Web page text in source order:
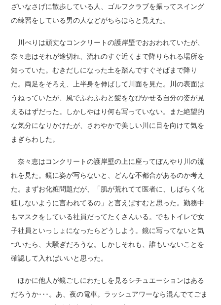
ざいなさげに散歩している人、ゴルフクラブを振ってスイング
の練習をしている男の人などがちらほらと見えた。
川べりは頑丈なコンクリートの護岸壁でおおわれていたが、
奈々恵はそれが途切れ、流れのすぐ近くまで降りられる場所を
知っていた。むきだしになった土を踏んですぐそばまで降り
た。両足をそろえ、上半身を伸ばして川面を見た。川の表面は
うねっていたが、風でふわふわと髪をなびかせる自分の姿が見
えるはずだった。しかしやはり何も写っていない。また絶望的
な気分になりかけたが、さわやかで美しい川に目を向けて気を
まぎらわした。
奈々恵はコンクリートの護岸壁の上に座ってぼんやり川の流
れを見た。鏡に姿が写らないと、どんな不都合があるのか考え
た。まずお化粧問題だが、「肌が荒れてて医者に、しばらく化
粧しないように言われてるの」と言えばすむと思った。勤務中
もマスクをしている社員だってたくさんいる。でもトイレで女
子社員といっしょになったらどうしよう。鏡に写ってないと気
づいたら、大騒ぎだろうな。しかしそれも、誰もいないことを
確認して入ればいいと思った。
ほかに他人が鏡ごしにわたしを見るシチュエーションはある
だろうか･･･。あ、夜の電車。ラッシュアワーなら混んでてごま